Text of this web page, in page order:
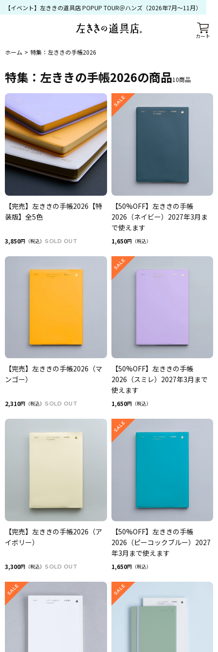
カート
【イベント】左ききの道具店 POPUP TOUR＠ハンズ（2026年7月〜11月）
ホーム 特集：左ききの手帳2026
特集：左ききの手帳2026の商品10商品
【完売】左ききの手帳2026【特
装版】全5色
3,850円（税込） SOLD OUT
【50%OFF】左ききの手帳
2026（ネイビー）2027年3月ま
で使えます
1,650円（税込）
【完売】左ききの手帳2026（マ
ンゴー）
2,310円（税込） SOLD OUT
【50%OFF】左ききの手帳
2026（スミレ）2027年3月まで
使えます
1,650円（税込）
【完売】左ききの手帳2026（ア
イボリー）
3,300円（税込） SOLD OUT
【50%OFF】左ききの手帳
2026（ピーコックブルー）2027
年3月まで使えます
1,650円（税込）